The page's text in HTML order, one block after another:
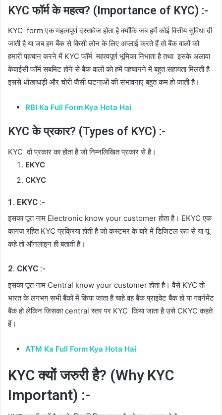
KYC फॉर्म के महत्व? (Importance of KYC) :-
KYC form एक महत्वपूर्ण दस्तावेज होता है क्योंकि जब हमें कोई वित्तीय सुविधा दी
जाती है या जब हम बैंक से किसी लोन के लिए अप्लाई करते हैं तो बैंक वालों को
हमारी पहचान करने में KYC फॉर्म महत्वपूर्ण भूमिका निभाता है तथा इसके अलावा
केवाईसी फॉर्म सबमिट होने से बैंक वालों को हमें पहचानने में बहुत सहायता मिलती है
इससे धोखाधड़ी और चोरी जैसी घटनाओं की संभावनाएं बहुत कम हो जाती है।
RBI Ka Full Form Kya Hota Hai
KYC के प्रकार? (Types of KYC) :-
KYC दो प्रकार का होता है जो निम्नलिखित प्रकार से है।
EKYC
CKYC
1. EKYC :-
इसका पूरा नाम Electronic know your customer होता है। EKYC एक
कागज रहित KYC प्रक्रिया होती है जो कस्टमर के बारे में डिजिटल रूप से या यूं
कहे तो ऑनलाइन ही बताती है।
2. CKYC :-
इसका पूरा नाम Central know your customer होता है। वैसे KYC तो
भारत के लगभग सभी बैंकों में किया जाता है चाहे वह बैंक प्राइवेट बैंक हो या गवर्नमेंट
बैंक हो लेकिन जिसका central स्तर पर KYC किया जाता है उसे CKYC कहते
हैं।
ATM Ka Full Form Kya Hota Hai
KYC क्यों जरुरी है? (Why KYC
Important) :-